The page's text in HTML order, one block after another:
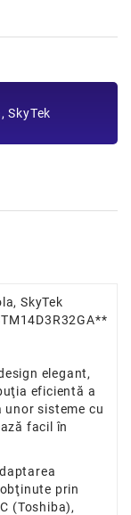
SkyTek
SkyTek
elegant,
eficientă a
sisteme cu
facil în
prin
(Toshiba),